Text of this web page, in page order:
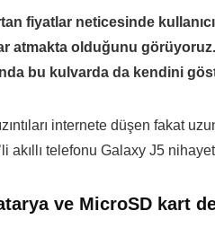
fiyatlar neticesinde
atmakta olduğunu
bu kulvarda da kendini
internete düşen fakat
akıllı telefonu Galaxy J5 nihayet
ve MicroSD kart